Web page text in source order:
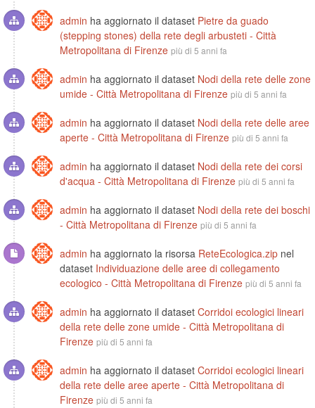
admin ha aggiornato il dataset Pietre da guado
(stepping stones) della rete degli arbusteti - Città
Metropolitana di Firenze più di 5 anni fa
admin ha aggiornato il dataset Nodi della rete delle zone
umide - Città Metropolitana di Firenze più di 5 anni fa
admin ha aggiornato il dataset Nodi della rete delle aree
aperte - Città Metropolitana di Firenze più di 5 anni fa
admin ha aggiornato il dataset Nodi della rete dei corsi
d'acqua - Città Metropolitana di Firenze più di 5 anni fa
admin ha aggiornato il dataset Nodi della rete dei boschi
- Città Metropolitana di Firenze più di 5 anni fa
admin ha aggiornato la risorsa ReteEcologica.zip nel
dataset Individuazione delle aree di collegamento
ecologico - Città Metropolitana di Firenze più di 5 anni fa
admin ha aggiornato il dataset Corridoi ecologici lineari
della rete delle zone umide - Città Metropolitana di
Firenze più di 5 anni fa
admin ha aggiornato il dataset Corridoi ecologici lineari
della rete delle aree aperte - Città Metropolitana di
Firenze più di 5 anni fa